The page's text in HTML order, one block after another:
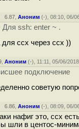
6.87 ,Аноним (-), 08:10, 06/
Для ssh: enter ~ .
для ссх через ссх ))
,Аноним (-), 11:11, 05/06/
подключение
советую
6.86 ,Аноним (-), 08:09, 06/
нафиг это, ссх
шли в центос-